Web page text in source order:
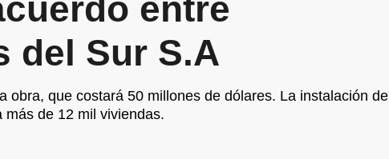
entre
del Sur S.A
que costará 50 millones de dólares. La instalación de
de 12 mil viviendas.